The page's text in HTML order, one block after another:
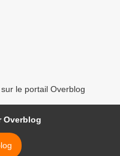
le portail Overblog
Overblog